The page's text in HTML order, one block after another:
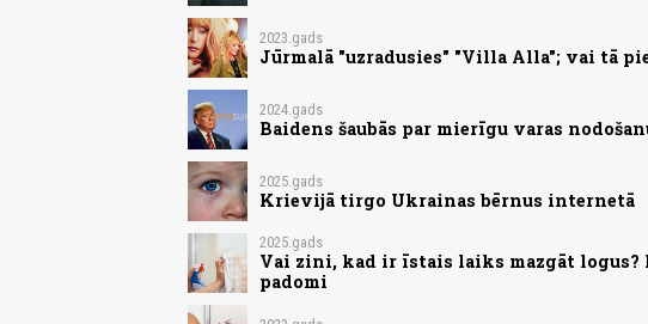
2023.gads
Jūrmalā "uzradusies" "Villa Alla"; vai tā
2024.gads
Baidens šaubās par mierīgu varas
2025.gads
Krievijā tirgo Ukrainas bērnus internetā
2025.gads
Vai zini, kad ir īstais laiks mazgāt
padomi